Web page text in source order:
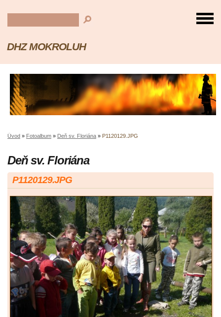
DHZ MOKROLUH
Úvod » Fotoalbum » Deň sv. Floriána » P1120129.JPG
Deň sv. Floriána
P1120129.JPG